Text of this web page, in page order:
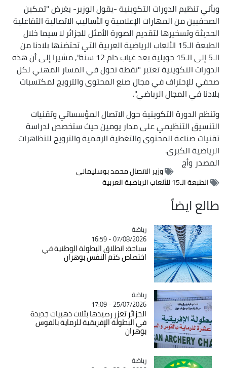
ويأتي تنظيم الدورات التكوينية -يقول الوزير- بغرض "تمكين
الصحفيين من المهارات الإعلامية و الأساليب الاتصالية التفاعلية
الحديثة وتسخيرها لتقديم الصورة الأمثل للجزائر لا سيما خلال
الطبعة الـ15 الألعاب الرياضية العربية التي تحتضنها بلادنا من
الـ5 إلى الـ15 جويلية بعد غياب دام 12 سنة", مشيرا إلى أن هذه
الدورات التكوينية تعتبر "نقطة تحول في المسار المهني لكل
صحفي للإحتراف في مجال صنع المحتوى والترويج لمكتسبات
بلادنا في المجال الرياضي".
وتنظم الدورة التكوينية حول الاتصال المؤسساتي وتقنيات
التنسيق التنظيمي على مدار يومين حيث ستخصص لدراسة
تقنيات صناعة المحتوى والتغطية الرقمية والترويج للتظاهرات
الرياضية الكبرى.
المصدروأج
وزير الاتصال محمد بوسليماني
الطبعة الـ15 للألعاب الرياضية العربية
طالع ايضاً
Catégorie
رياضة
07/08/2026 - 16:59
سباحة: انطلاق البطولة الوطنية في
اختصاص كتم النفس بوهران
Catégorie
رياضة
25/07/2026 - 17:09
الجزائر تعزز رصيدها بثلاث ذهبيات جديدة
في البطولة الإفريقية للرماية بالقوس
بوهران
Catégorie
رياضة